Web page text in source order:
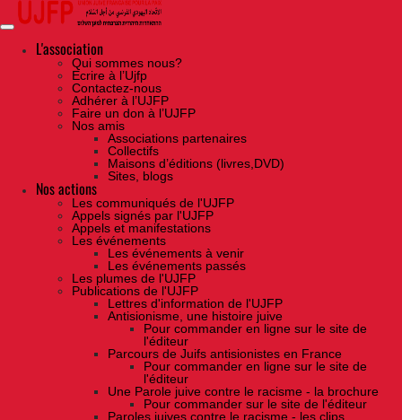
Skip
the
contentL'association
Qui sommes nous?
Ecrire à l’Ujfp
Contactez-nous
Adhérer à l’UJFP
Faire un don à l’UJFP
Nos amis
Associations partenaires
Collectifs
Maisons d’éditions (livres,DVD)
Sites, blogs
Nos actions
Les communiqués de l'UJFP
Appels signés par l'UJFP
Appels et manifestations
Les événements
Les événements à venir
Les événements passés
Les plumes de l'UJFP
Publications de l'UJFP
Lettres d'information de l'UJFP
Antisionisme, une histoire juive
Pour commander en ligne sur le site de
l'éditeur
Parcours de Juifs antisionistes en France
Pour commander en ligne sur le site de
l'éditeur
Une Parole juive contre le racisme - la brochure
Pour commander sur le site de l'éditeur
Paroles juives contre le racisme - les clips